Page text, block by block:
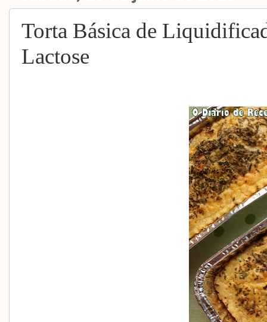
Torta Básica de
Lactose